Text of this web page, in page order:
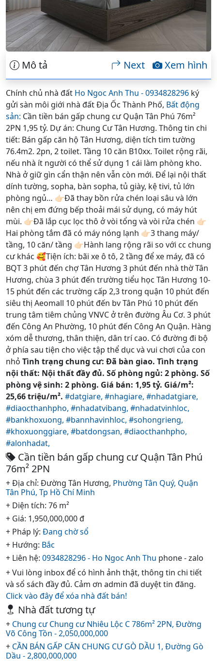
Mô tả Xem hình
Next
Chính chủ nhà đất Ho Ngoc Anh Thu - 0934828296 ký
gửi sàn môi giới nhà đất Địa Ốc Thành Phố, Bất động
sản: Cần tiền bán gấp chung cư Quận Tân Phú 76m²
2PN 1,95 tỷ. Dự án: Chung Cư Tân Hương. Thông tin chi
tiết: Bán gấp căn hộ Tân Hương, diện tích tim tường
76.4m2. 2pn, 2 toilet. Tầng 10 căn B10xx. Toilet rộng rãi,
nếu nhà ít người có thể sử dụng 1 cái làm phòng kho.
Nhà ở giữ gìn cẩn thận nên vẫn còn mới. Để lại nội thất
dính tường, sopha, bàn sopha, tủ giày, kệ tivi, tủ lớn
phòng ngủ… 👉🏻Đã thay bồn rửa chén loại sâu và lớn
nên chị em đứng bếp thoải mái sử dụng, có máy hút
mùi. 👉🏻Đã lắp cục lọc thô ở vòi tổng và vòi rửa chén 👉🏻
Hai phòng tắm đã có máy nóng lạnh 👉🏻3 thang máy/
tầng, 10 căn/ tầng 👉🏻Hành lang rộng rãi so với cc chung
cư khác 🥰Tiện ích: bãi xe ô tô, 2 tầng để xe máy, đã có
BQT 3 phút đến chợ Tân Hương 3 phút đến nhà thờ Tân
Hương, chùa 3 phút đến trường tiểu học Tân Hương 10-
15 phút đến các trường cấp 2,3 trong quận 10 phút đến
siêu thị Aeomall 10 phút đến bv Tân Phú 10 phút đến
trung tâm tiêm chủng VNVC ở trên đường Âu Cơ. 3 phút
đến Công An Phường, 10 phút đến Công An Quận. Hàng
xóm dễ thương, thân thiện, dân trí cao. Có đường đi bộ
ở phía sau tiện cho việc tập thể dục và vui chơi của con
nhỏ Tình trạng chung cư: Đã bàn giao. Tình trạng
nội thất: Nội thất đầy đủ. Số phòng ngủ: 2 phòng. Số
phòng vệ sinh: 2 phòng. Giá bán: 1,95 tỷ. Giá/m²:
25,66 triệu/m². #datgiare, #nhagiare, #nhadatgiare,
#diaocthanhpho, #nhadatvibang, #nhadatvinhloc,
#bankhoxuong, #bannhavinhloc, #sohongrieng,
#khoxuonggiare, #batdongsan, #diaocthanhpho,
#alonhadat,
Cần tiền bán gấp chung cư Quận Tân Phú
76m² 2PN
+ Địa chỉ: Đường Tân Hương, Phường Tân Quý, Quận
Tân Phú, Tp Hồ Chí Minh
+ Diện tích: 76 m²
+ Giá: 1,950,000,000 đ
+ Pháp lý: Đang chờ sổ
+ Hướng: Bắc
+ Liên hệ: 0934828296 - Ho Ngoc Anh Thu phone - zalo
+ Vui lòng inbox để có hình ảnh thật, thông tin chi tiết
và sổ sách đầy đủ. Cảm ơn admin đã duyệt tin đăng.
Click vào đây để xóa nhà đất bán!
Nhà đất tương tự
+ Chung cư Chung cư Nhiêu Lộc C 786m² 2PN, Đường
Võ Công Tồn - 2,050,000,000
+ CẦN BÁN GẤP CĂN CHUNG CƯ GÒ DẦU 1, Đường Gò
Dầu - 2,800,000,000